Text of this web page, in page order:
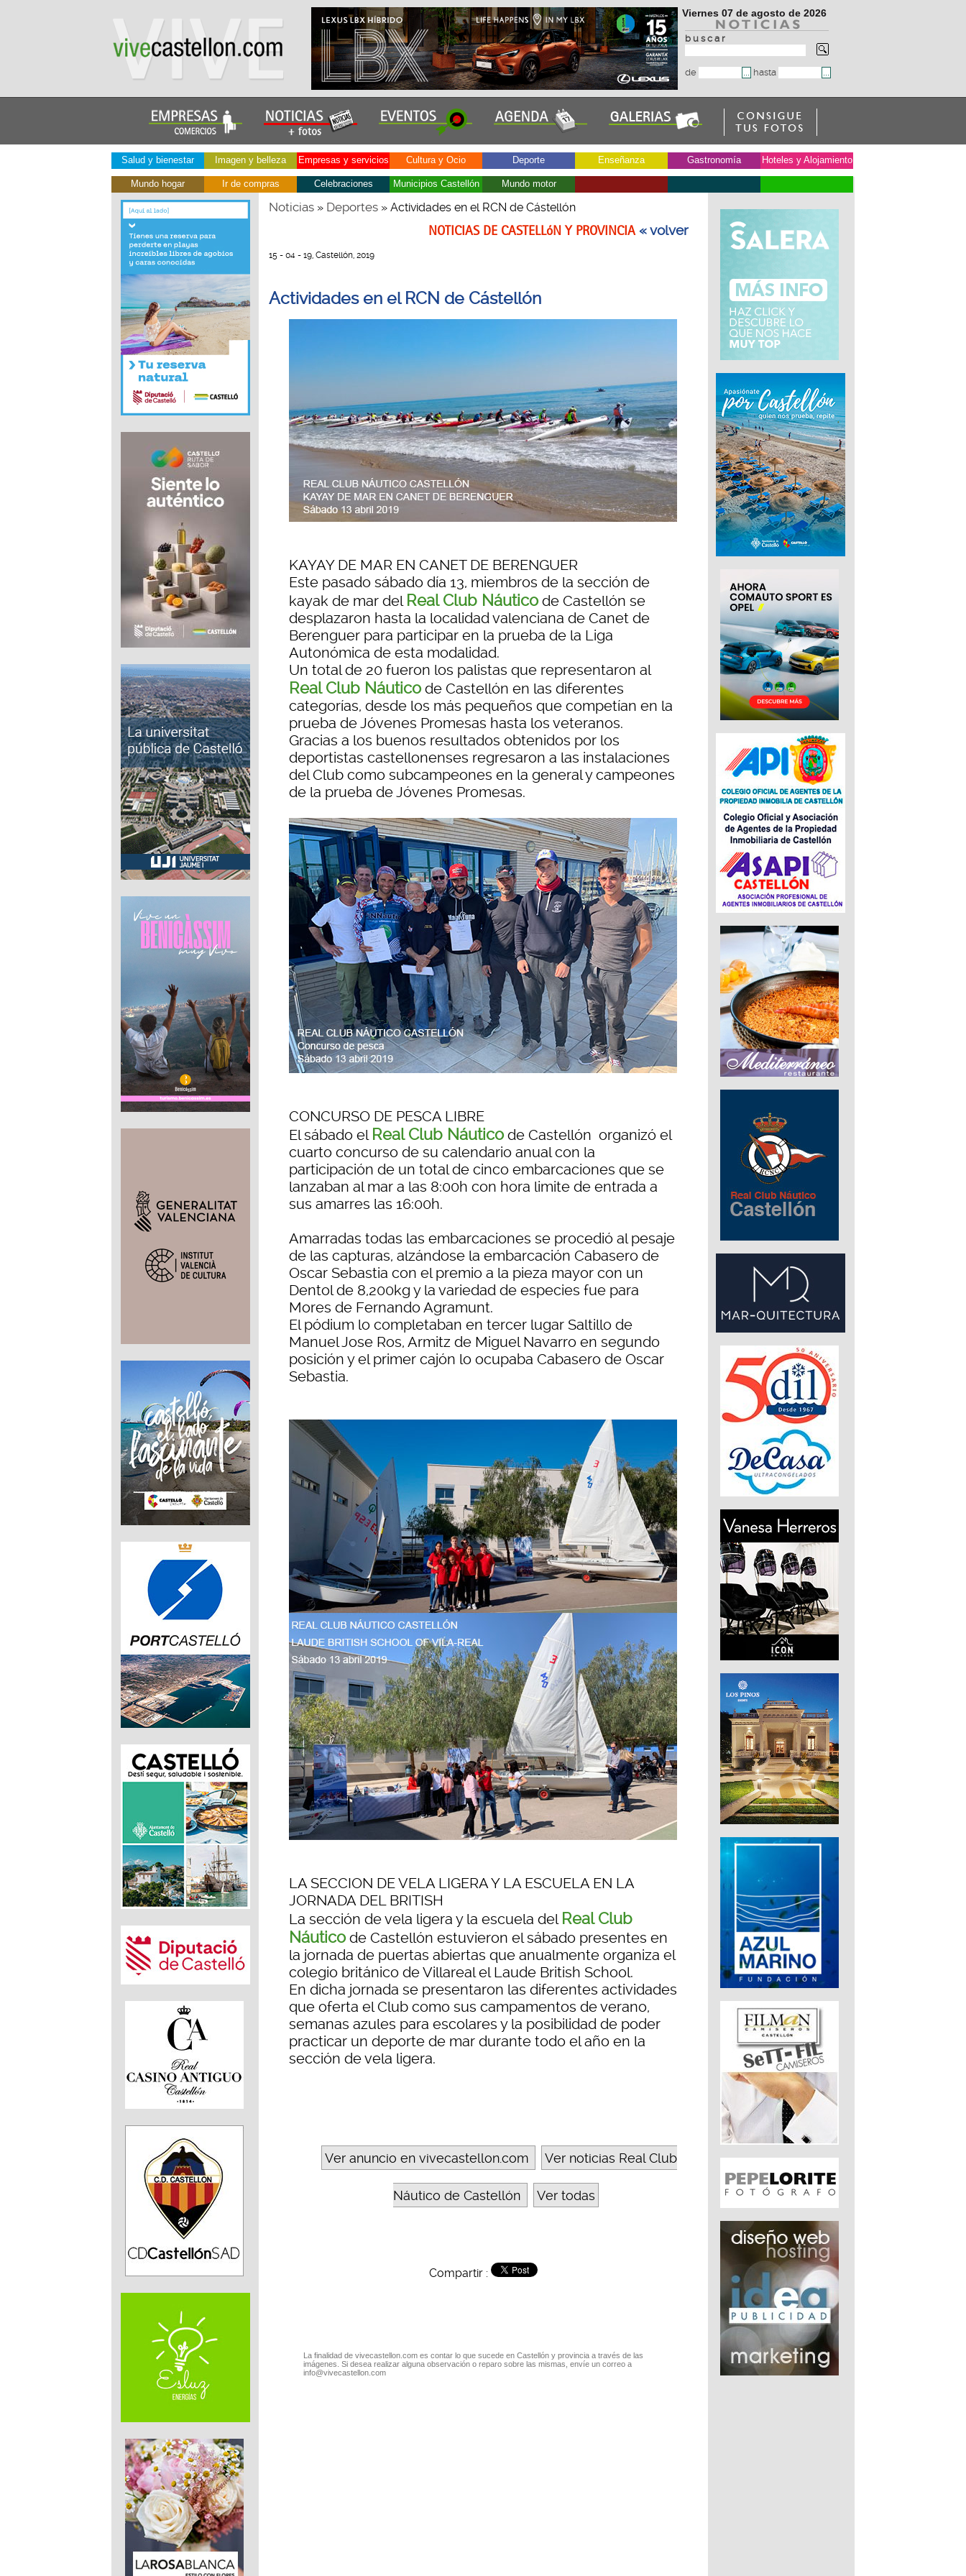
Viernes 07 de agosto de 2026
b u s c a r
de hasta
Salud y bienestar Imagen y belleza Empresas y servicios Cultura y Ocio Deporte Enseñanza Gastronomía Hoteles y Alojamiento
Mundo hogar Ir de compras Celebraciones Municipios Castellón Mundo motor
Noticias» Deportes» Actividades en el RCN de Cástellón
NOTICIAS DE CASTELLóN Y PROVINCIA« volver
15 - 04 - 19, Castellón, 2019
Actividades en el RCN de Cástellón
KAYAY DE MAR EN CANET DE BERENGUER
Este pasado sábado día 13, miembros de la sección de
kayak de mar del Real Club Náuticode Castellón se
desplazaron hasta la localidad valenciana de Canet de
Berenguer para participar en la prueba de la Liga
Autonómica de esta modalidad.
Un total de 20 fueron los palistas que representaron al
Real Club Náuticode Castellón en las diferentes
categorías, desde los más pequeños que competían en la
prueba de Jóvenes Promesas hasta los veteranos.
Gracias a los buenos resultados obtenidos por los
deportistas castellonenses regresaron a las instalaciones
del Club como subcampeones en la general y campeones
de la prueba de Jóvenes Promesas.
CONCURSO DE PESCA LIBRE
El sábado el Real Club Náuticode Castellón organizó el
cuarto concurso de su calendario anual con la
participación de un total de cinco embarcaciones que se
lanzaban al mar a las 8:00h con hora limite de entrada a
sus amarres las 16:00h.
Amarradas todas las embarcaciones se procedió al pesaje
de las capturas, alzándose la embarcación Cabasero de
Oscar Sebastia con el premio a la pieza mayor con un
Dentol de 8,200kg y la variedad de especies fue para
Mores de Fernando Agramunt.
El pódium lo completaban en tercer lugar Saltillo de
Manuel Jose Ros, Armitz de Miguel Navarro en segundo
posición y el primer cajón lo ocupaba Cabasero de Oscar
Sebastia.
LA SECCION DE VELA LIGERA Y LA ESCUELA EN LA
JORNADA DEL BRITISH
La sección de vela ligera y la escuela del Real Club
Náuticode Castellón estuvieron el sábado presentes en
la jornada de puertas abiertas que anualmente organiza el
colegio británico de Villareal el Laude British School.
En dicha jornada se presentaron las diferentes actividades
que oferta el Club como sus campamentos de verano,
semanas azules para escolares y la posibilidad de poder
practicar un deporte de mar durante todo el año en la
sección de vela ligera.
Ver anuncio en vivecastellon.com Ver noticias Real Club
Náutico de Castellón Ver todas
Compartir :
La finalidad de vivecastellon.com es contar lo que sucede en Castellón y provincia a través de las
imágenes. Si desea realizar alguna observación o reparo sobre las mismas, envíe un correo a
info@vivecastellon.com